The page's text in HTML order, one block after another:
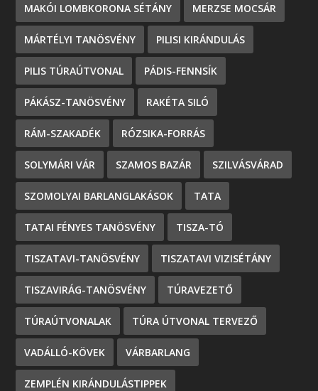
MAKÓI LOMBKORONA SÉTÁNY MERZSE MOCSÁR
MÁRTÉLYI TANÖSVÉNY PILISI KIRÁNDULÁS
PILIS TÚRAÚTVONAL PÁDIS-FENNSÍK
PÁKÁSZ-TANÖSVÉNY RAKÉTA SILÓ
RÁM-SZAKADÉK RÓZSIKA-FORRÁS
SOLYMÁRI VÁR SZAMOS BAZÁR SZILVÁSVÁRAD
SZOMOLYAI BARLANGLAKÁSOK TATA
TATAI FÉNYES TANÖSVÉNY TISZA-TÓ
TISZATAVI-TANÖSVÉNY TISZATAVI VIZISÉTÁNY
TISZAVIRÁG-TANÖSVÉNY TÚRAVEZETŐ
TÚRAÚTVONALAK TÚRA ÚTVONAL TERVEZŐ
VADÁLLÓ-KÖVEK VÁRBARLANG
ZEMPLÉN KIRÁNDULÁSTIPPEK